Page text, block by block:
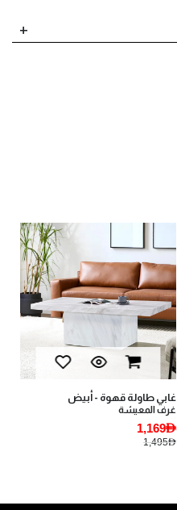
غابي طاولة قهوة - أبيض
غرف المعيشة
1,169AED
1,495AED